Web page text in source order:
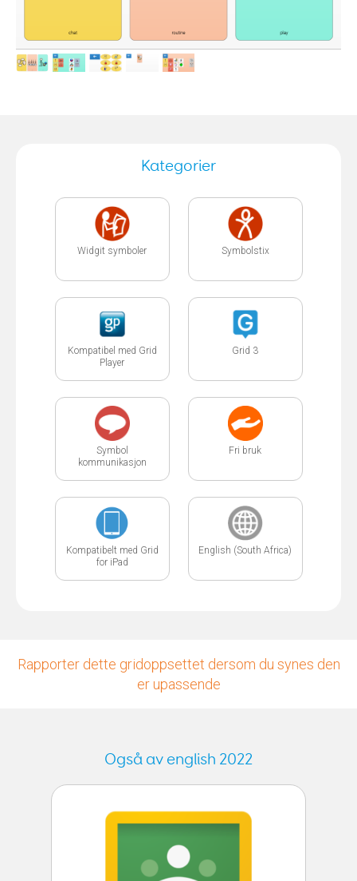
Kategorier
Widgit symboler Symbolstix
Kompatibel med Grid
Player
Grid 3
Symbol
kommunikasjon
Fri bruk
Kompatibelt med Grid
for iPad
English (South Africa)
Rapporter dette gridoppsettet dersom du synes den
er upassende
Også av english 2022